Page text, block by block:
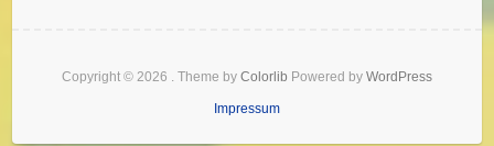
Copyright © 2026 . Theme by Colorlib Powered by WordPress
Impressum